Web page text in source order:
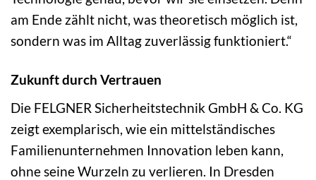
am Ende zählt nicht, was theoretisch möglich ist,
sondern was im Alltag zuverlässig funktioniert.“
Zukunft durch Vertrauen
Die FELGNER Sicherheitstechnik GmbH & Co. KG
zeigt exemplarisch, wie ein mittelständisches
Familienunternehmen Innovation leben kann,
ohne seine Wurzeln zu verlieren. In Dresden